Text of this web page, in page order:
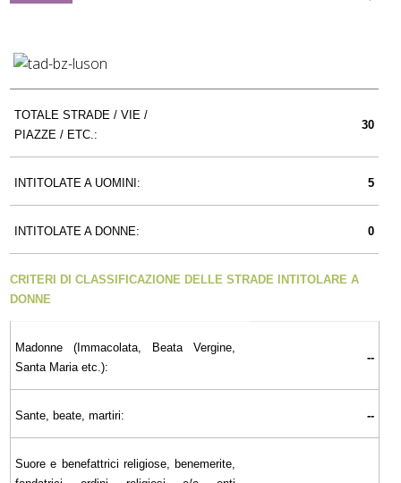
TOTALE STRADE / VIE /
PIAZZE / ETC.:
30
INTITOLATE A UOMINI: 5
INTITOLATE A DONNE: 0
CRITERI DI CLASSIFICAZIONE DELLE STRADE INTITOLARE A
DONNE
Madonne (Immacolata, Beata Vergine,
Santa Maria etc.):
--
Sante, beate, martiri: --
Suore e benefattrici religiose, benemerite,